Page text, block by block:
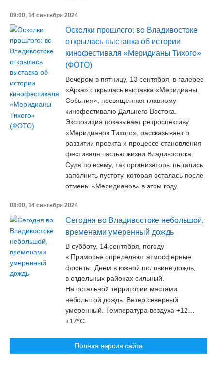
09:00, 14 сентября 2024
Осколки прошлого: во Владивостоке
открылась выставка об истории
кинофестиваля «Меридианы Тихого»
(ФОТО)
Вечером в пятницу, 13 сентября, в галерее
«Арка» открылась выставка «Меридианы.
События», посвящённая главному
кинофестивалю Дальнего Востока.
Экспозиция показывает ретроспективу
«Меридианов Тихого», рассказывает о
развитии проекта и процессе становления
фестиваля частью жизни Владивостока.
Судя по всему, так организаторы пытались
заполнить пустоту, которая осталась после
отмены «Меридианов» в этом году.
08:00, 14 сентября 2024
Сегодня во Владивостоке небольшой,
временами умеренный дождь
В субботу, 14 сентября, погоду
в Приморье определяют атмосферные
фронты. Днём в южной половине дождь,
в отдельных районах сильный.
На остальной территории местами
небольшой дождь. Ветер северный
умеренный. Температура воздуха +12…
+17°C.
Полная версия сайта